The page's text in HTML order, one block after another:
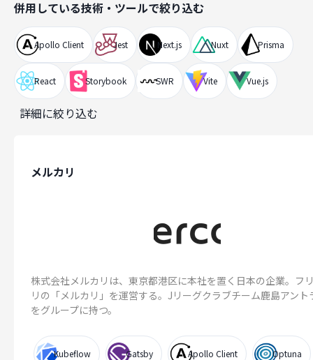
併用している技術・ツールで絞り込む
Apollo Client Jest Next.js Nuxt Prisma
React Storybook SWR Vite Vue.js
詳細に絞り込む
メルカリ
株式会社メルカリは、東京都港区に本社を置く日本の企業。フ
リの「メルカリ」を運営する。Jリーグクラブチーム鹿島アント
をグループに持つ。
Kubeflow Gatsby Apollo Client Optuna